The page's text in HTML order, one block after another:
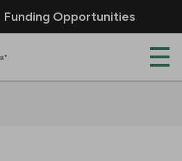
Funding Opportunities